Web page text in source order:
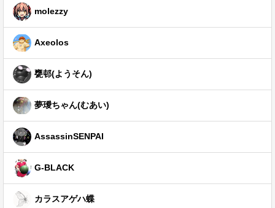
molezzy
Axeolos
甕邨(ようそん)
夢璦ちゃん(むあい)
AssassinSENPAI
G-BLACK
カラスアゲハ蝶